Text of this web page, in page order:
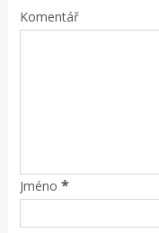
Komentář
Jméno *